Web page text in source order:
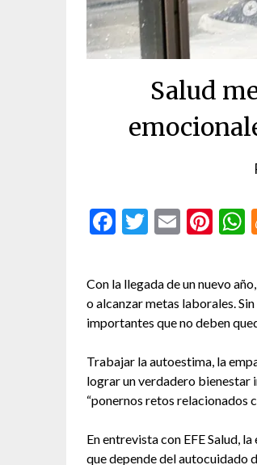
Salud
Facebook
Twitter
Email
Con la llegada de un nuevo
o alcanzar metas laborales.
importantes que no deben
Trabajar la autoestima, la
lograr un verdadero bienestar
“ponernos retos relacionados
En entrevista con EFE Salud,
que depende del autocuidado